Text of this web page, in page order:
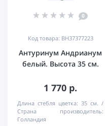
0
Код товара: BH37377223
Антуринум Андрианум
белый. Высота 35 см.
1 770 р.
Длина стебля цветка: 35 см.
Страна производитель:
Голландия